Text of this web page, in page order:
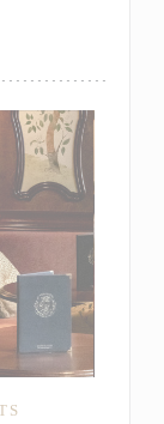
NUEVA